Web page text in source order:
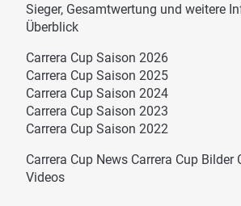
Sieger, Gesamtwertung und weitere
Überblick
Carrera Cup Saison 2026
Carrera Cup Saison 2025
Carrera Cup Saison 2024
Carrera Cup Saison 2023
Carrera Cup Saison 2022
Carrera Cup News Carrera Cup Bilder
Videos